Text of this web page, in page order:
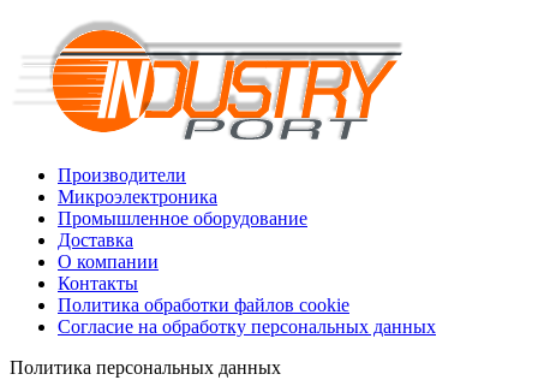
Производители
Микроэлектроника
Промышленное оборудование
Доставка
О компании
Контакты
Политика обработки файлов cookie
Согласие на обработку персональных данных
Политика персональных данных